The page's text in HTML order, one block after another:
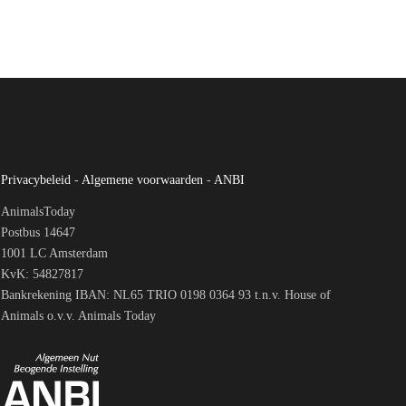
Privacybeleid - Algemene voorwaarden - ANBI
AnimalsToday
Postbus 14647
1001 LC Amsterdam
KvK: 54827817
Bankrekening IBAN: NL65 TRIO 0198 0364 93 t.n.v. House of
Animals o.v.v. Animals Today